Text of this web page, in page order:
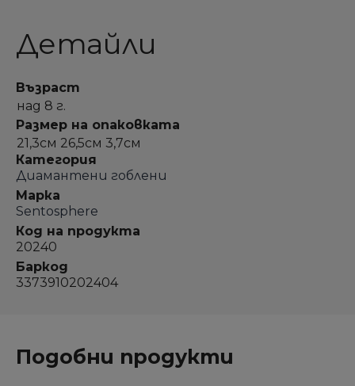
Детайли
Възраст
над 8 г.
Размер на опаковката
21,3см 26,5см 3,7см
Категория
Диамантени гоблени
Марка
Sentosphere
Код на продукта
20240
Баркод
3373910202404
Подобни продукти